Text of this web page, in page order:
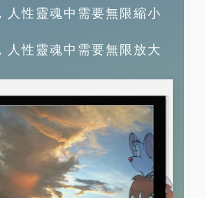
人性靈魂中需要無限縮小
人性靈魂中需要無限放大